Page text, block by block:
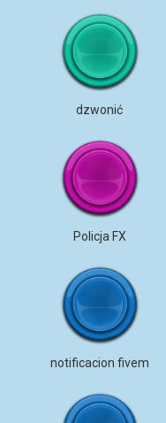
dzwonić
Policja FX
notificacion fivem